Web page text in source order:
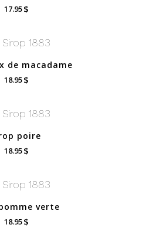
17.95$
de macadame
18.95$
poire
18.95$
verte
18.95$